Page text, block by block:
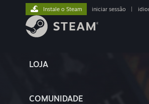
LOJA
COMUNIDADE
Instale o Steam iniciar sessão